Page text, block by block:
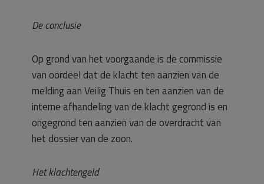
De conclusie
Op grond van het voorgaande is de commissie
van oordeel dat de klacht ten aanzien van de
melding aan Veilig Thuis en ten aanzien van de
interne afhandeling van de klacht gegrond is en
ongegrond ten aanzien van de overdracht van
het dossier van de zoon.
Het klachtengeld